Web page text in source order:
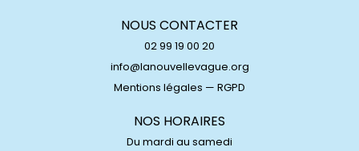
NOUS CONTACTER
02 99 19 00 20
info@lanouvellevague.org
Mentions légales — RGPD
NOS HORAIRES
Du mardi au samedi